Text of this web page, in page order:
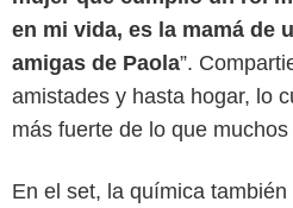
en mi vida, es la mamá de
amigas de Paola”.
amistades y hasta hogar, lo
más fuerte de lo que
En el set, la química también